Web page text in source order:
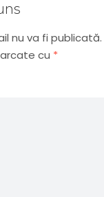
nu va fi publicată.
cu *